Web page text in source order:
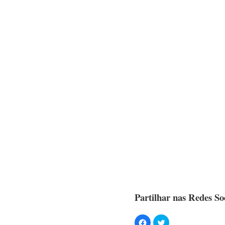
Partilhar nas Redes